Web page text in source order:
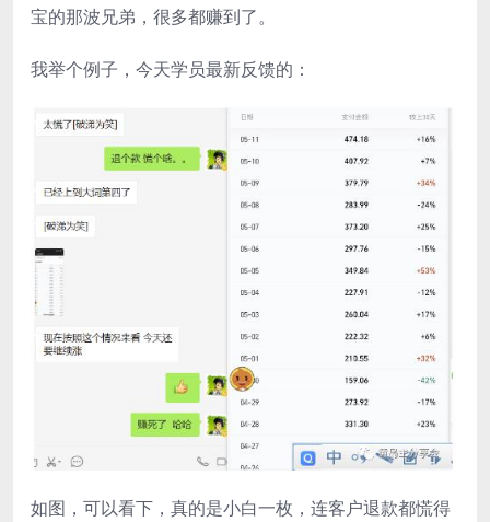
宝的那波兄弟，很多都赚到了。
我举个例子，今天学员最新反馈的：
如图，可以看下，真的是小白一枚，连客户退款都慌得